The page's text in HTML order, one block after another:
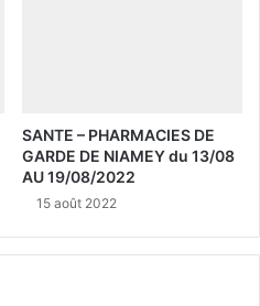
SANTE – PHARMACIES DE
GARDE DE NIAMEY du 13/08
AU 19/08/2022
15 août 2022